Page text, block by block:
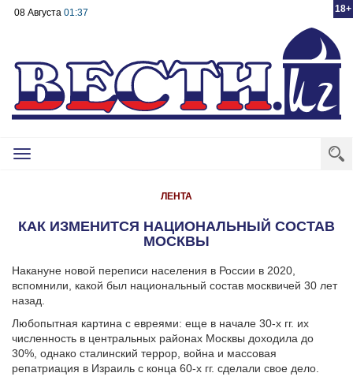
18+
08 Августа 01:37
Toggle
ЛЕНТА
КАК ИЗМЕНИТСЯ НАЦИОНАЛЬНЫЙ СОСТАВ
МОСКВЫ
Накануне новой переписи населения в России в 2020,
вспомнили, какой был национальный состав москвичей 30 лет
назад.
Любопытная картина с евреями: еще в начале 30-х гг. их
численность в центральных районах Москвы доходила до
30%, однако сталинский террор, война и массовая
репатриация в Израиль с конца 60-х гг. сделали свое дело.